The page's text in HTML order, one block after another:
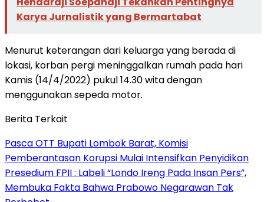
Karya Jurnalistik yang Bermartabat
Menurut keterangan dari keluarga yang berada di
lokasi, korban pergi meninggalkan rumah pada hari
Kamis (14/4/2022) pukul 14.30 wita dengan
menggunakan sepeda motor.
Berita Terkait
Pasca OTT Bupati Lombok Barat, Komisi
Pemberantasan Korupsi Mulai Intensifkan Penyidikan
Presedium FPII : Labeli “Londo Ireng Pada Insan Pers”,
Membuka Fakta Bahwa Prabowo Negarawan Tak